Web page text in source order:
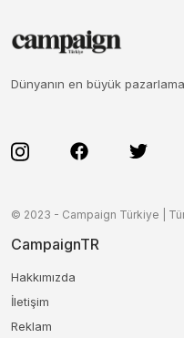
Dünyanın en büyük
© 2023 - Campaign Türkiye |
CampaignTR
Hakkımızda
İletişim
Reklam